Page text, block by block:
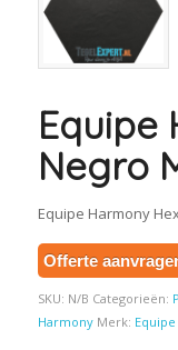
Equipe
Negro
Equipe Harmony
Offerte
SKU: N/B Categorieën:
Harmony Merk: